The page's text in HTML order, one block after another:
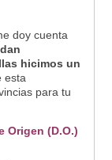
doy cuenta
hicimos un
esta
para tu
Origen (D.O.)